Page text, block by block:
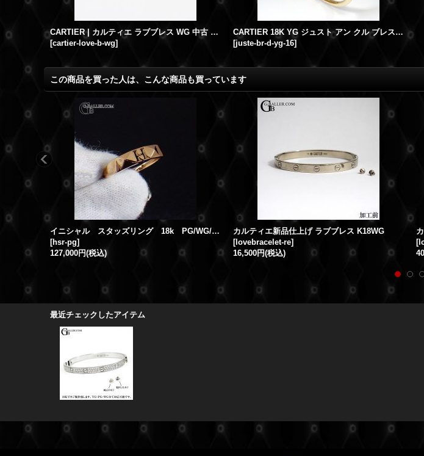
CARTIER | カルティエ ラブブレス WG 中古 美品
[cartier-love-b-wg]
CARTIER 18K YG ジュスト アン クル ブレスレット 16号
[juste-br-d-yg-16]
この商品を買った人は、こんな商品も買っています
イニシャル スタッズリング 18k PG/WG/YG
[hsr-pg]
127,000円(税込)
カルティエ新品仕上げ ラブブレス K18WG
[lovebracelet-re]
16,500円(税込)
[
最近チェックしたアイテム